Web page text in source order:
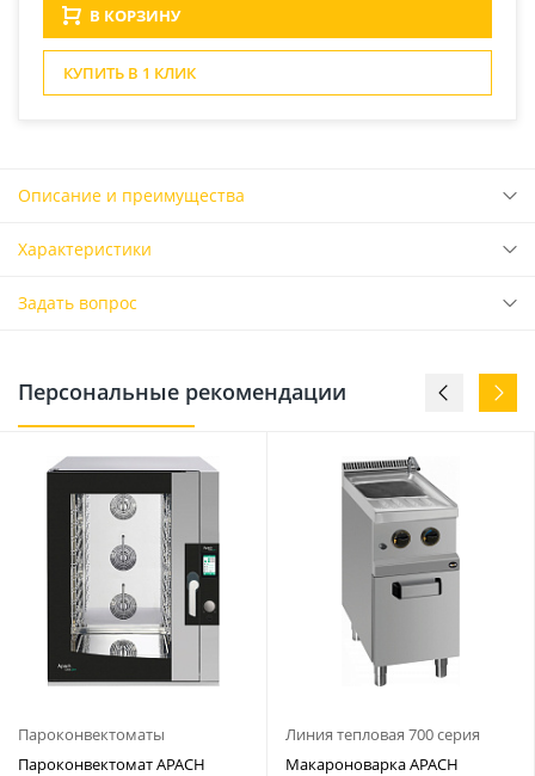
В КОРЗИНУ
КУПИТЬ В 1 КЛИК
Описание и преимущества
Характеристики
Задать вопрос
Персональные рекомендации
Пароконвектоматы
Пароконвектомат APACH
Линия тепловая 700 серия
Макароноварка APACH